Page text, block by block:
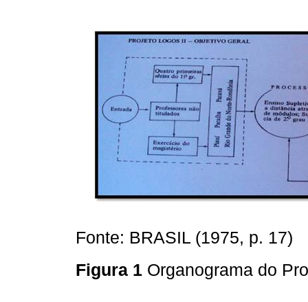
Fonte: BRASIL (1975, p. 17)
Figura 1 Organograma do